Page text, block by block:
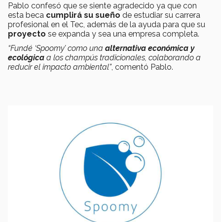
Pablo confesó que se siente agradecido ya que con
esta beca cumplirá su sueño de estudiar su carrera
profesional en el Tec, además de la ayuda para que su
proyecto se expanda y sea una empresa completa.
“Fundé ‘Spoomy’ como una alternativa económica y
ecológica a los champús tradicionales, colaborando a
reducir el impacto ambiental”, comentó Pablo.